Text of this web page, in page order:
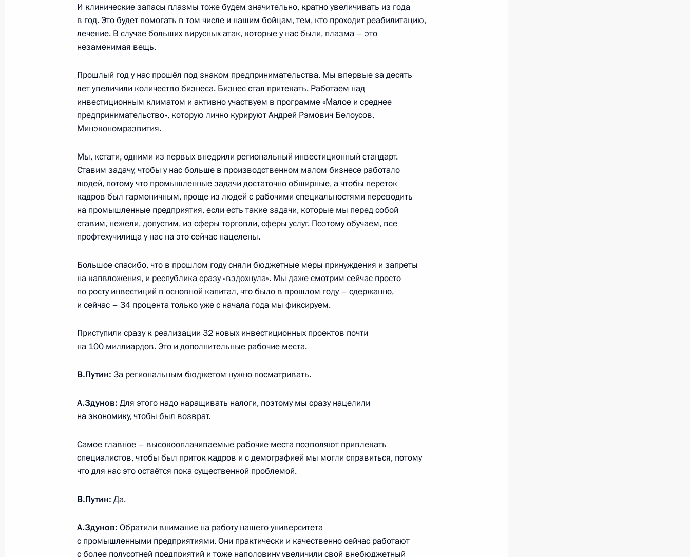
Встреча с главой Республики Мордовия Артёмом Здуновым
7 сентября 2023 года, 13:20
Совещание по вопросам социально-экономического развития
Красноярского края
31 августа 2023 года, 17:45
Встреча с председателем госкорпорации развития «ВЭБ.РФ»
Игорем Шуваловым
30 августа 2023 года, 13:40
связей субъектов Российской Федерации
25 августа 2023 года, 15:40
Заседание Совета по стратегическому развитию
и национальным проектам
Перечень поручений по итогам XXVI Петербургского
16 августа 2023 года, 20:00
креативной экономики в России»
И клинические запасы плазмы тоже будем значительно, кратно увеличивать из года
в год. Это будет помогать в том числе и нашим бойцам, тем, кто проходит реабилитацию,
лечение. В случае больших вирусных атак, которые у нас были, плазма – это
незаменимая вещь.
Прошлый год у нас прошёл под знаком предпринимательства. Мы впервые за десять
лет увеличили количество бизнеса. Бизнес стал притекать. Работаем над
инвестиционным климатом и активно участвуем в программе «Малое и среднее
предпринимательство», которую лично курируют Андрей Рэмович Белоусов,
Минэкономразвития.
Мы, кстати, одними из первых внедрили региональный инвестиционный стандарт.
Ставим задачу, чтобы у нас больше в производственном малом бизнесе работало
людей, потому что промышленные задачи достаточно обширные, а чтобы переток
кадров был гармоничным, проще из людей с рабочими специальностями переводить
на промышленные предприятия, если есть такие задачи, которые мы перед собой
ставим, нежели, допустим, из сферы торговли, сферы услуг. Поэтому обучаем, все
профтехучилища у нас на это сейчас нацелены.
Большое спасибо, что в прошлом году сняли бюджетные меры принуждения и запреты
на капвложения, и республика сразу «вздохнула». Мы даже смотрим сейчас просто
по росту инвестиций в основной капитал, что было в прошлом году – сдержанно,
и сейчас – 34 процента только уже с начала года мы фиксируем.
Приступили сразу к реализации 32 новых инвестиционных проектов почти
на 100 миллиардов. Это и дополнительные рабочие места.
В.Путин: За региональным бюджетом нужно посматривать.
А.Здунов: Для этого надо наращивать налоги, поэтому мы сразу нацелили
на экономику, чтобы был возврат.
Самое главное – высокооплачиваемые рабочие места позволяют привлекать
специалистов, чтобы был приток кадров и с демографией мы могли справиться, потому
что для нас это остаётся пока существенной проблемой.
В.Путин: Да.
А.Здунов: Обратили внимание на работу нашего университета
с промышленными предприятиями. Они практически и качественно сейчас работают
с более полусотней предприятий и тоже наполовину увеличили свой внебюджетный